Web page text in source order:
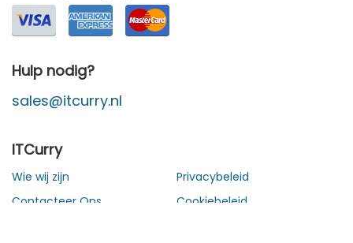
Hulp nodig?
sales@itcurry.nl
ITCurry
Wie wij zijn
Privacybeleid
Contacteer Ons
Cookiebeleid